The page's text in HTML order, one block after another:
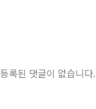
등록된 댓글이 없습니다.